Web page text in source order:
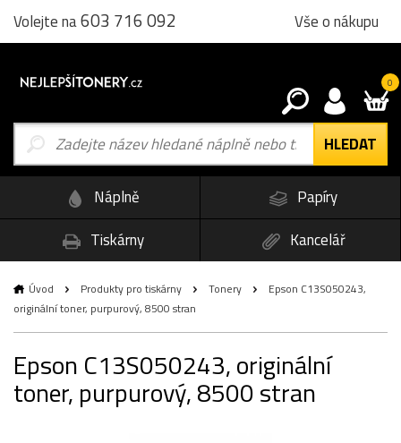
Volejte na603 716 092 Vše o nákupu
0
Náplně
Papíry
Tiskárny
Kancelář
Úvod Produkty pro tiskárny Tonery
Epson C13S050243,
originální toner, purpurový, 8500 stran
Epson C13S050243, originální
toner, purpurový, 8500 stran